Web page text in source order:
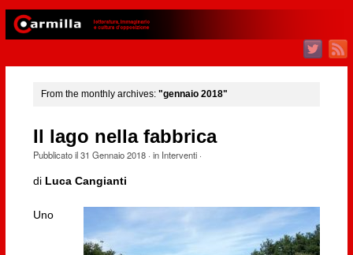
From the monthly archives: "gennaio 2018"
Il lago nella fabbrica
Pubblicato il31 Gennaio 2018· in Interventi·
di Luca Cangianti
Uno